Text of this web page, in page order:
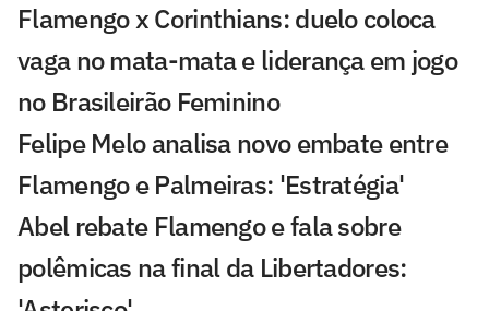
Flamengo x Corinthians: duelo coloca
vaga no mata-mata e liderança em jogo
no Brasileirão Feminino
Felipe Melo analisa novo embate entre
Flamengo e Palmeiras: 'Estratégia'
Abel rebate Flamengo e fala sobre
polêmicas na final da Libertadores: